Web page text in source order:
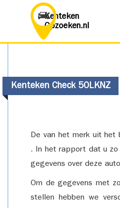
Kenteken
Opzoeken.nl
Kenteken Check 50LKNZ
De van het merk uit het
. In het rapport dat u
gegevens over deze
Om de gegevens met
stellen hebben we